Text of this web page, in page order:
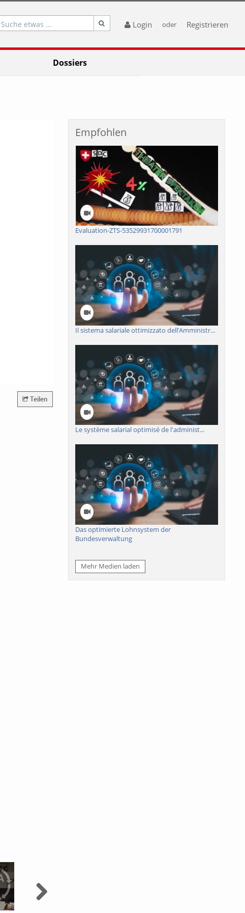
Suche etwas ... Login oder Registrieren
Dossiers
Teilen
Empfohlen
Evaluation-ZTS-53529931700001791
Il sistema salariale ottimizzato dell’Amministr...
Le système salarial optimisé de l'administ...
Das optimierte Lohnsystem der
Bundesverwaltung
Mehr Medien laden